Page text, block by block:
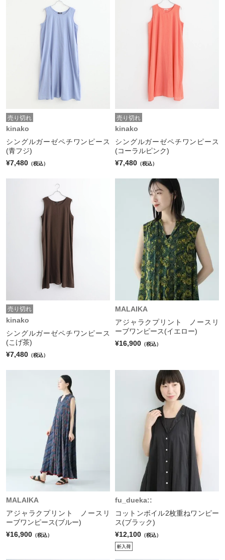
売り切れ
kinako
シングルガーゼペチワンピース
(青フジ)
¥7,480 （税込）
売り切れ
kinako
シングルガーゼペチワンピース
(コーラルピンク)
¥7,480 （税込）
売り切れ
kinako
シングルガーゼペチワンピース
(こげ茶)
¥7,480 （税込）
MALAIKA
アジャラクプリント ノースリ
ーブワンピース(イエロー)
¥16,900 （税込）
MALAIKA
アジャラクプリント ノースリ
ーブワンピース(ブルー)
¥16,900 （税込）
fu_dueka::
コットンボイル2枚重ねワンピー
ス(ブラック)
¥12,100 （税込）